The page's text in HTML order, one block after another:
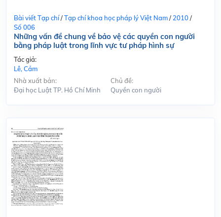
Bài viết Tạp chí/Tạp chí khoa học pháp lý Việt Nam/ 2010/
Số 006
Những vấn đề chung về bảo vệ các quyền con người
bằng pháp luật trong lĩnh vực tư pháp hình sự
Tác giả:
Lê, Cảm
Nhà xuất bản:
Đại học Luật TP. Hồ Chí Minh
Chủ đề:
Quyền con người